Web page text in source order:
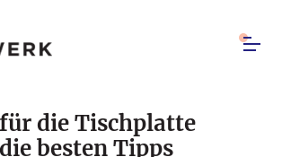
die Tischplatte
besten Tipps